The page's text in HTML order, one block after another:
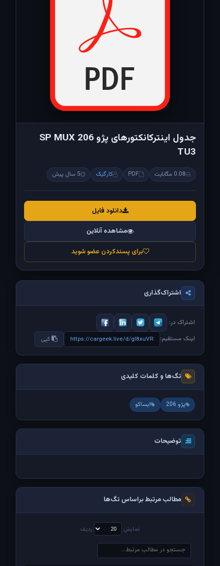
جدول اینترکانکتورهای پژو 206 SP MUX
TU3
0.08 مگابایت PDF کارگیک 5 سال پیش
دانلود فایل
مشاهده آنلاین
برای پسندکردن عضو شوید
اشتراک‌گذاری
اشتراک در:
لینک مستقیم: https://cargeek.live/d/gI8xuVR کپی
تگ‌ها و کلمات کلیدی
پژو 206 ایساکو
توضیحات
مطالب مرتبط براساس تگ‌ها
نمایش ردیف